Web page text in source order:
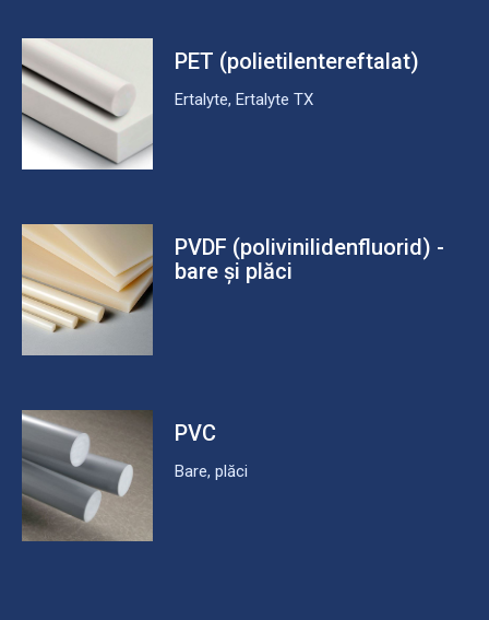
PET (polietilentereftalat)
Ertalyte, Ertalyte TX
PVDF (polivinilidenfluorid) -
bare și plăci
PVC
Bare, plăci